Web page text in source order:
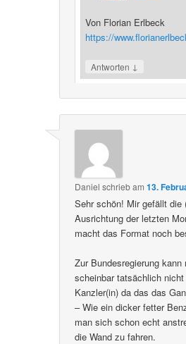
Von Florian Erlbeck
https://
Antworten ↓
Daniel schriebam13.
Sehr schön! Mir gefällt die
Ausrichtung der letzten
macht das Format noch
Zur Bundesregierung
scheinbar tatsächlich
Kanzler(in) da das das
– Wie ein dicker fetter
man sich schon echt
die Wand zu fahren.